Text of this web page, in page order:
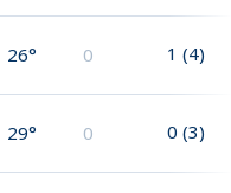
26° 0 1 (4)
29° 0 0 (3)